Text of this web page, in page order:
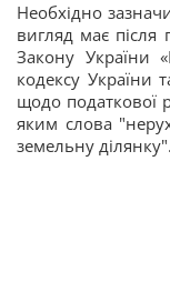
Необхідно
вигляд має
Закону України
кодексу України
щодо податкової
яким слова
земельну ділянку".